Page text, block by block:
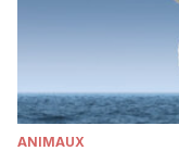
ANIMAUX